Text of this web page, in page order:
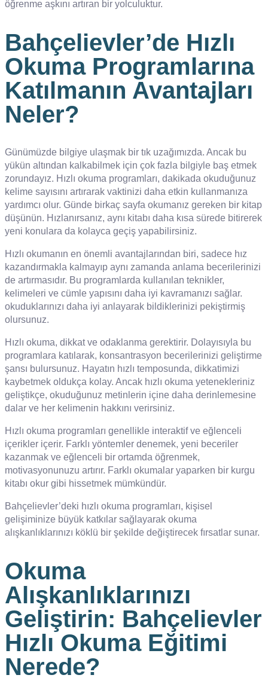
öğrenme aşkını artıran bir yolculuktur.
Bahçelievler’de Hızlı
Okuma Programlarına
Katılmanın Avantajları
Neler?
Günümüzde bilgiye ulaşmak bir tık uzağımızda. Ancak bu
yükün altından kalkabilmek için çok fazla bilgiyle baş etmek
zorundayız. Hızlı okuma programları, dakikada okuduğunuz
kelime sayısını artırarak vaktinizi daha etkin kullanmanıza
yardımcı olur. Günde birkaç sayfa okumanız gereken bir kitap
düşünün. Hızlanırsanız, aynı kitabı daha kısa sürede bitirerek
yeni konulara da kolayca geçiş yapabilirsiniz.
Hızlı okumanın en önemli avantajlarından biri, sadece hız
kazandırmakla kalmayıp aynı zamanda anlama becerilerinizi
de artırmasıdır. Bu programlarda kullanılan teknikler,
kelimeleri ve cümle yapısını daha iyi kavramanızı sağlar.
okuduklarınızı daha iyi anlayarak bildiklerinizi pekiştirmiş
olursunuz.
Hızlı okuma, dikkat ve odaklanma gerektirir. Dolayısıyla bu
programlara katılarak, konsantrasyon becerilerinizi geliştirme
şansı bulursunuz. Hayatın hızlı temposunda, dikkatimizi
kaybetmek oldukça kolay. Ancak hızlı okuma yetenekleriniz
geliştikçe, okuduğunuz metinlerin içine daha derinlemesine
dalar ve her kelimenin hakkını verirsiniz.
Hızlı okuma programları genellikle interaktif ve eğlenceli
içerikler içerir. Farklı yöntemler denemek, yeni beceriler
kazanmak ve eğlenceli bir ortamda öğrenmek,
motivasyonunuzu artırır. Farklı okumalar yaparken bir kurgu
kitabı okur gibi hissetmek mümkündür.
Bahçelievler’deki hızlı okuma programları, kişisel
gelişiminize büyük katkılar sağlayarak okuma
alışkanlıklarınızı köklü bir şekilde değiştirecek fırsatlar sunar.
Okuma
Alışkanlıklarınızı
Geliştirin: Bahçelievler
Hızlı Okuma Eğitimi
Nerede?